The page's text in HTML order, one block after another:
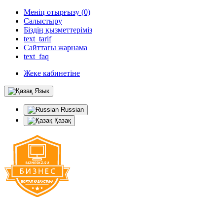
Менің отырғызу (0)
Салыстыру
Біздің қызметтеріміз
text_tarif
Сайттағы жарнама
text_faq
Жеке кабинетіне
Язык
Russian
Қазақ